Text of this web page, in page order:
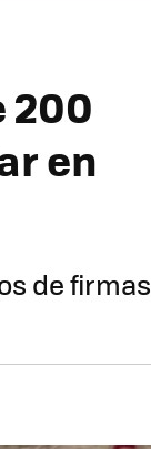
200
en
de firmas